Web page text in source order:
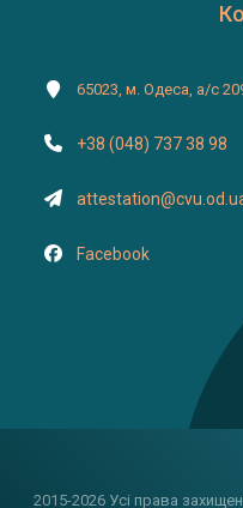
65023, м. Одеса, а/с
+38 (048) 737 38 98
Facebook
2015-2026 Усі права